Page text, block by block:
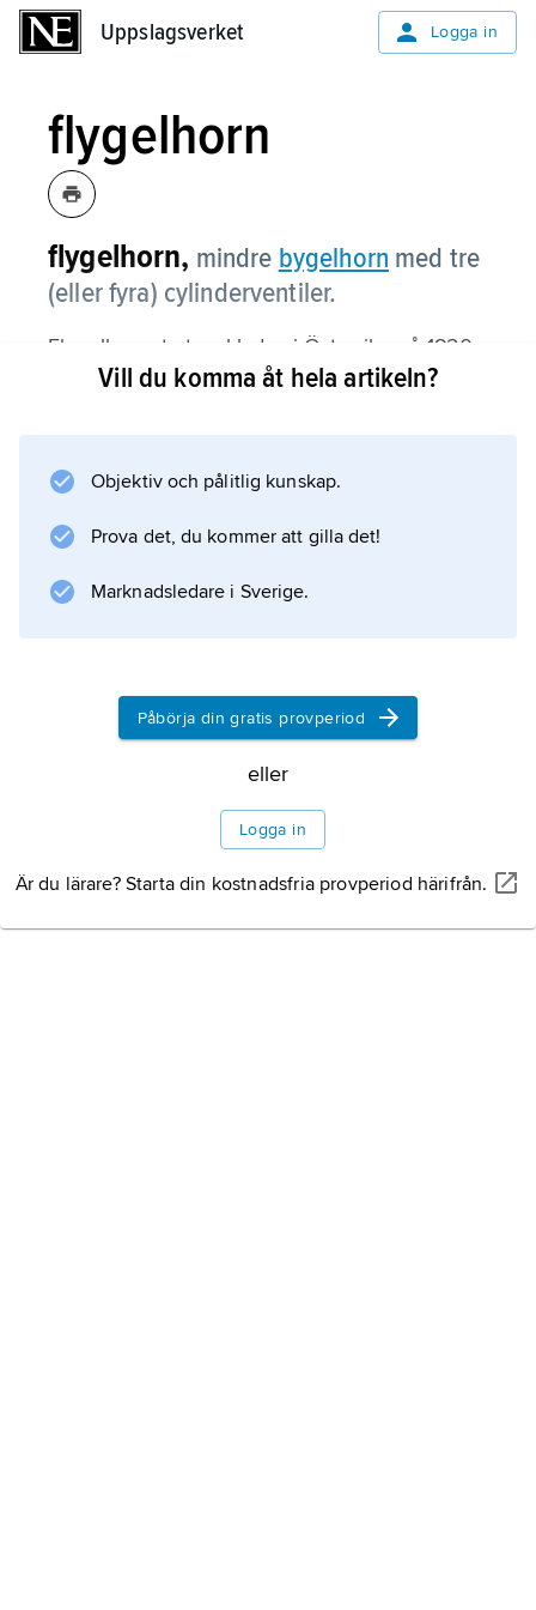
Uppslagsverket Logga in
flygelhorn
flygelhorn, mindre bygelhorn med tre
(eller fyra) cylinderventiler.
Flygelhornet utvecklades i Österrike på 1820-
talet och kom att byggas som sopranino i Ess,
kornett
förekommer flygelhorn med pumpventiler.
Vill du komma åt hela artikeln?
Objektiv och pålitlig kunskap.
Prova det, du kommer att gilla det!
Marknadsledare i Sverige.
Påbörja din gratis provperiod
eller
Logga in
Är du lärare? Starta din kostnadsfria provperiod härifrån.